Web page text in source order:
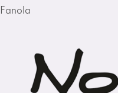
Fanola